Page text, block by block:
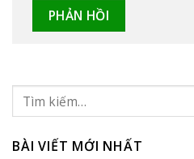
BÀI VIẾT MỚI NHẤT